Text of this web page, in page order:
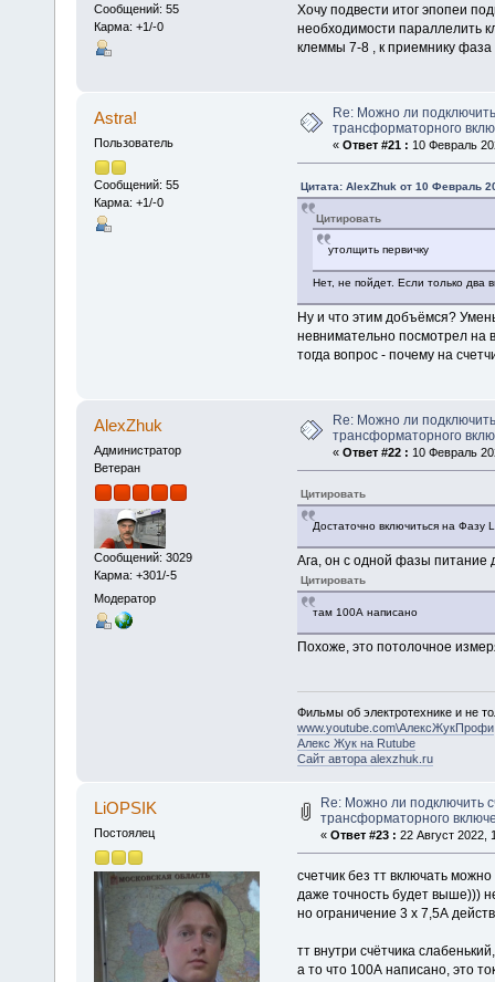
Сообщений: 55
Карма: +1/-0
Хочу подвести итог эпопеи
необходимости параллелить
клеммы 7-8 , к приемнику
Astra!
Пользователь
Сообщений: 55
Карма: +1/-0
Re: Можно ли подключить
трансформаторного
« Ответ #21 : 10 Февраль
Цитата: AlexZhuk от 10 Февраль
Цитировать
утолщить первичку
Нет, не пойдет. Если только два
Ну и что этим добъёмся?
невнимательно посмотрел на
тогда вопрос - почему на
AlexZhuk
Администратор
Ветеран
Сообщений: 3029
Карма: +301/-5
Модератор
Re: Можно ли подключить
трансформаторного
« Ответ #22 : 10 Февраль
Цитировать
Достаточно включиться на Фазу
Ага, он с одной фазы питание
Цитировать
там 100А написано
Похоже, это потолочное
Фильмы об электротехнике и не
www.youtube.com\АлексЖукПрофи
Алекс Жук на Rutube
Сайт автора alexzhuk.ru
LiOPSIK
Постоялец
Re: Можно ли подключить
трансформаторного
« Ответ #23 : 22 Август 2022,
счетчик без тт включать можно
даже точность будет выше)))
но ограничение 3 х 7,5А
тт внутри счётчика
а то что 100А написано, это